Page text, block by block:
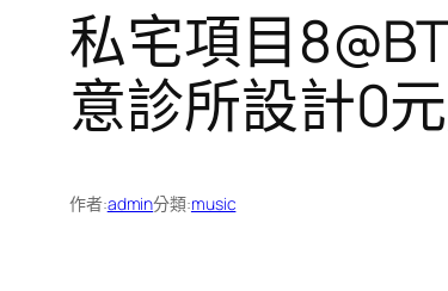
私宅項目
意診所設計0
作者:admin分類:music